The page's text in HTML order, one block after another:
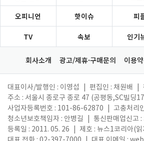
오피니언 핫이슈 피
TV 속보 인기
회사소개 광고/제휴·구매문의 이용
대표이사/발행인 : 이영섭 편집인 : 채원배
주소 : 서울시 종로구 종로 47 (공평동,SC빌딩
사업자등록번호 : 101-86-62870
고충처리
청소년보호책임자 : 안병길
통신판매업신고
등록일 : 2011. 05. 26
제호 : 뉴스1코리아(